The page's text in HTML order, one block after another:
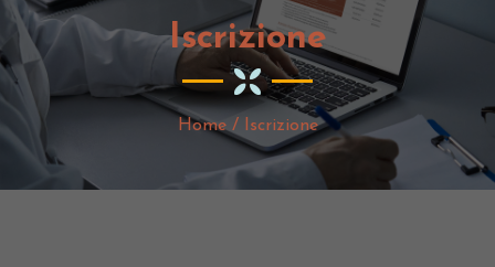
Iscrizione
Home/ Iscrizione